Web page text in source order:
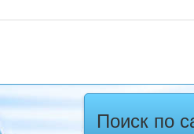
Поиск по